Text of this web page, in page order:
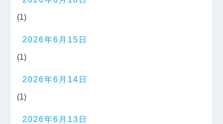
(1)
2026年6月15日
(1)
2026年6月14日
(1)
2026年6月13日